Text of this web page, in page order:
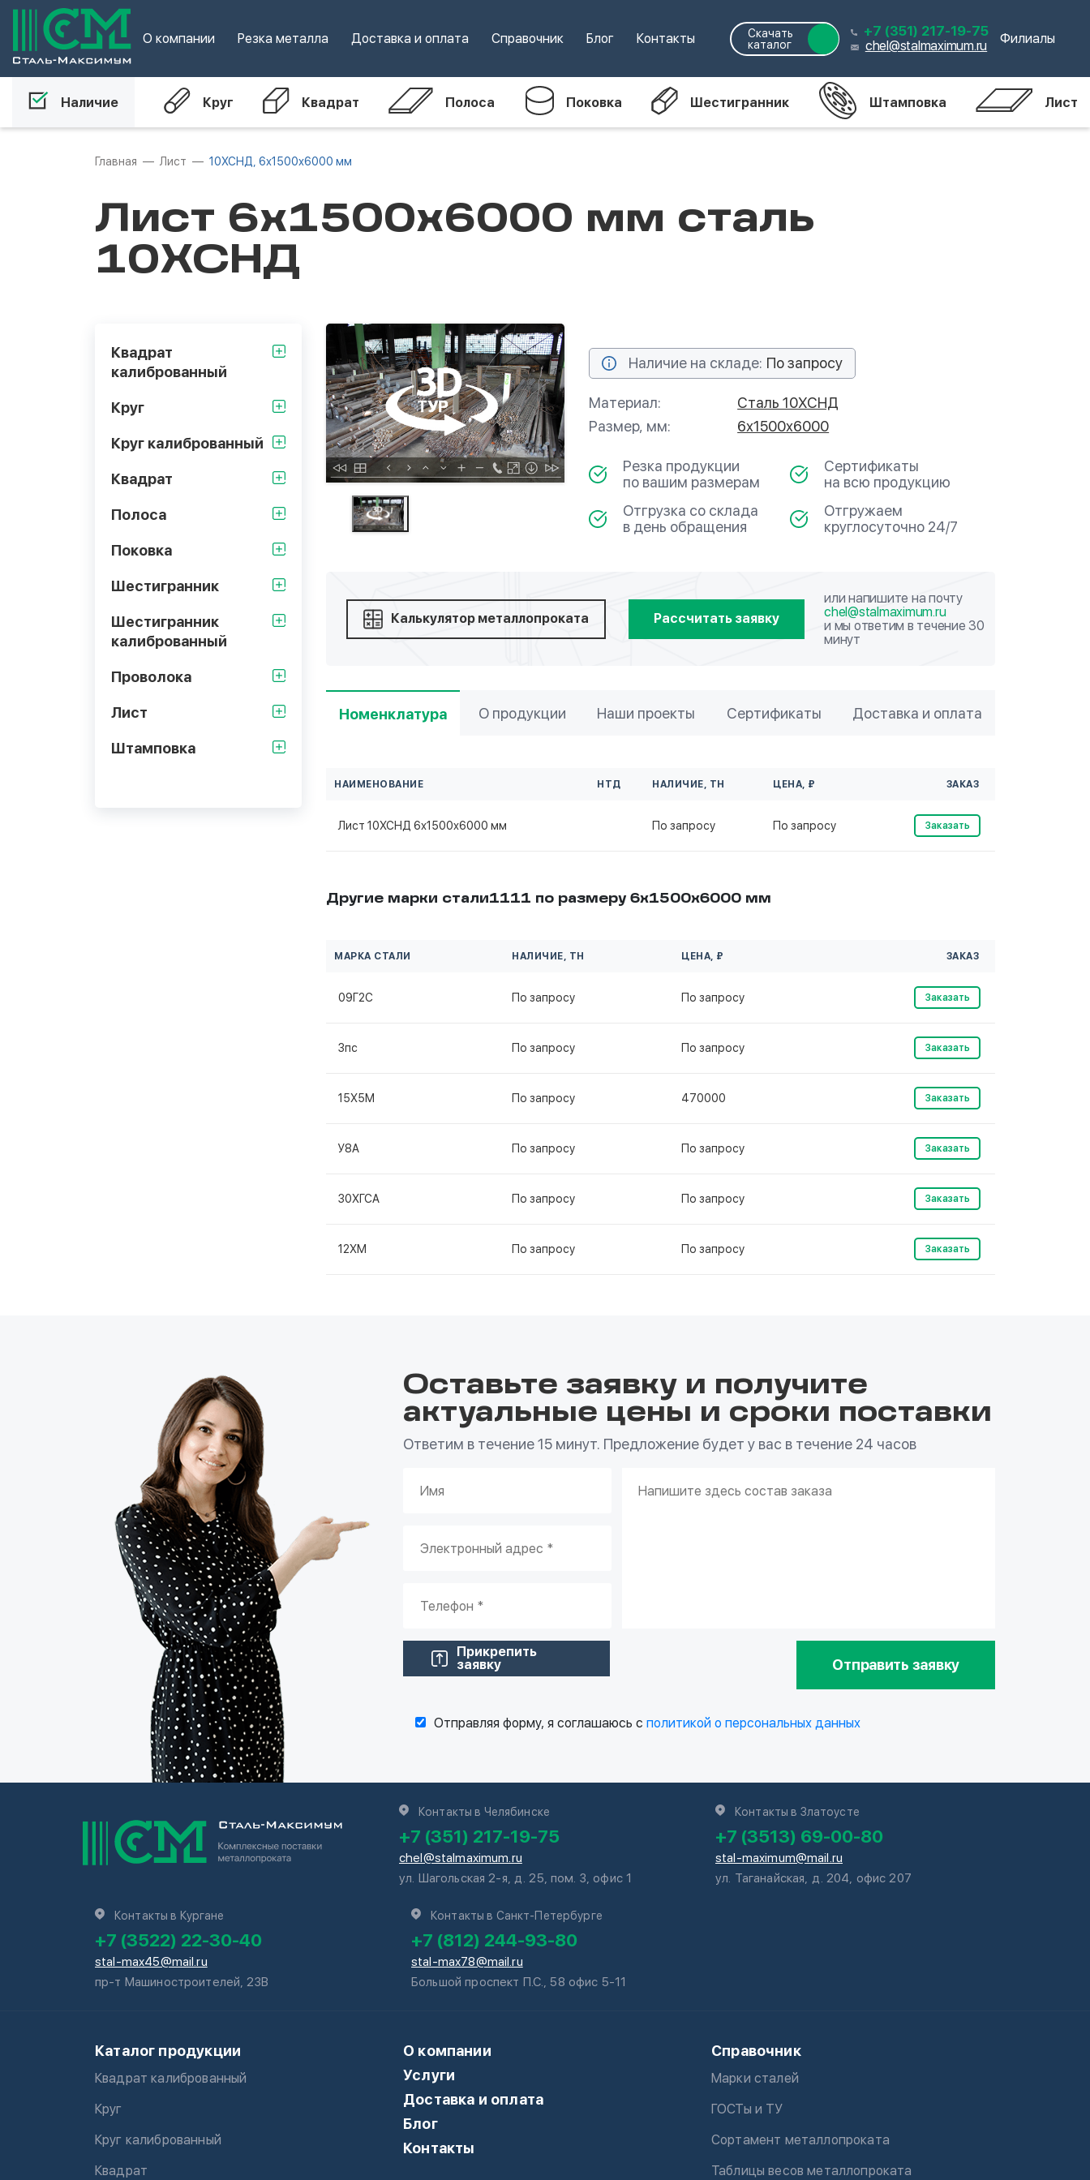
О компании Резка металла Доставка и оплата Справочник Блог Контакты
Скачать
каталог
+7 (351) 217-19-75
chel@stalmaximum.ru Филиалы
Наличие Круг Квадрат Полоса Поковка Шестигранник Штамповка Лист
Главная Лист 10ХСНД, 6х1500х6000 мм
Лист 6х1500х6000 мм сталь
10ХСНД
Квадрат
калиброванный
Круг
Круг калиброванный
Квадрат
Полоса
Поковка
Шестигранник
Шестигранник
калиброванный
Проволока
Лист
Штамповка
Наличие на складе: По запросу
Материал:
Сталь 10ХСНД
Размер, мм:
6х1500х6000
Резка продукции
по вашим размерам
Сертификаты
на всю продукцию
Отгрузка со склада
в день обращения
Отгружаем
круглосуточно 24/7
Калькулятор металлопроката Рассчитать заявку
или напишите на почту
chel@stalmaximum.ru
и мы ответим в течение 30
минут
Номенклатура О продукции Наши проекты Сертификаты Доставка и оплата
НАИМЕНОВАНИЕ НТД НАЛИЧИЕ, ТН ЦЕНА, ₽ ЗАКАЗ
Лист 10ХСНД 6х1500х6000 мм По запросу По запросу Заказать
Другие марки стали1111 по размеру 6х1500х6000 мм
МАРКА СТАЛИ НАЛИЧИЕ, ТН ЦЕНА, ₽ ЗАКАЗ
09Г2С По запросу По запросу Заказать
3пс По запросу По запросу Заказать
15Х5М По запросу 470000 Заказать
У8А По запросу По запросу Заказать
30ХГСА По запросу По запросу Заказать
12ХМ По запросу По запросу Заказать
Оставьте заявку и получите
актуальные цены и сроки поставки
Ответим в течение 15 минут. Предложение будет у вас в течение 24 часов
Прикрепить
заявку
Отправить заявку
Отправляя форму, я соглашаюсь с политикой о персональных данных
Контакты в Челябинске
+7 (351) 217-19-75
chel@stalmaximum.ru
ул. Шагольская 2-я, д. 25, пом. 3, офис 1
Контакты в Златоусте
+7 (3513) 69-00-80
stal-maximum@mail.ru
ул. Таганайская, д. 204, офис 207
Контакты в Кургане
+7 (3522) 22-30-40
stal-max45@mail.ru
пр-т Машиностроителей, 23В
Контакты в Санкт-Петербурге
+7 (812) 244-93-80
stal-max78@mail.ru
Большой проспект П.С., 58 офис 5-11
Каталог продукции
Квадрат калиброванный
Круг
Круг калиброванный
Квадрат
О компании
Услуги
Доставка и оплата
Блог
Контакты
Справочник
Марки сталей
ГОСТы и ТУ
Сортамент металлопроката
Таблицы весов металлопроката